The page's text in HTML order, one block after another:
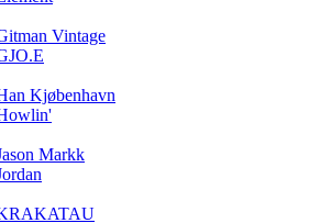
Vintage
Kjøbenhavn
Markk